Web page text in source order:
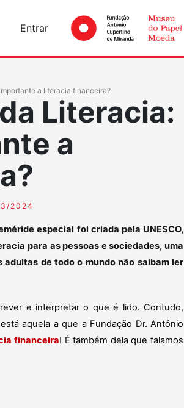
Entrar
a literacia financeira?
Literacia:
a
2024
especial foi criada pela UNESCO,
para as pessoas e sociedades, uma
de todo o mundo não saibam ler
e interpretar o que é lido. Contudo,
aquela a que a Fundação Dr. António
financeira! É também dela que falamos